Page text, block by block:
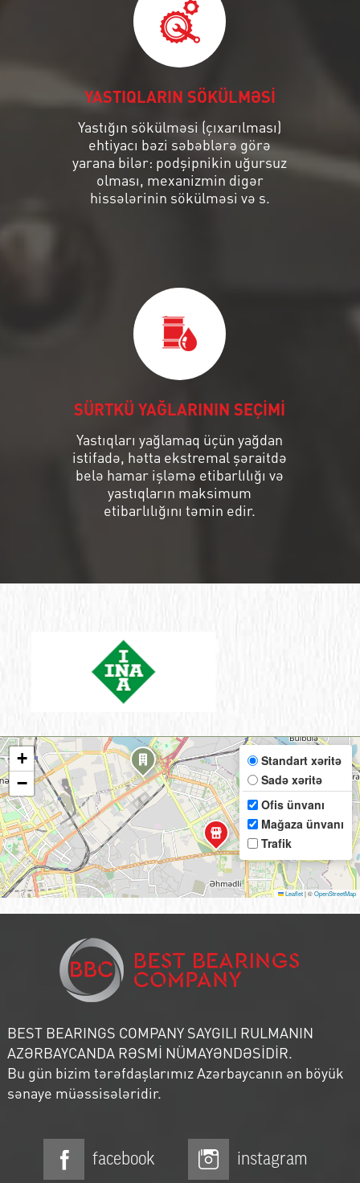
YASTIQLARIN SÖKÜLMƏSİ
Yastığın sökülməsi (çıxarılması)
ehtiyacı bəzi səbəblərə görə
yarana bilər: podşipnikin uğursuz
olması, mexanizmin digər
hissələrinin sökülməsi və s.
SÜRTKÜ YAĞLARININ SEÇİMİ
Yastıqları yağlamaq üçün yağdan
istifadə, hətta ekstremal şəraitdə
belə hamar işləmə etibarlılığı və
yastıqların maksimum
etibarlılığını təmin edir.
+
−
Standart xəritə
Sadə xəritə
Ofis ünvanı
Mağaza ünvanı
Trafik
Leaflet|©OpenStreetMap
BEST BEARINGS COMPANY SAYGILI RULMANIN
AZƏRBAYCANDA RƏSMİ NÜMAYƏNDƏSİDİR.
Bu gün bizim tərəfdaşlarımız Azərbaycanın ən böyük
sənaye müəssisələridir.
facebook instagram